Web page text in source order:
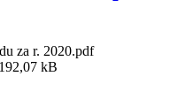
za r. 2020.pdf
kB